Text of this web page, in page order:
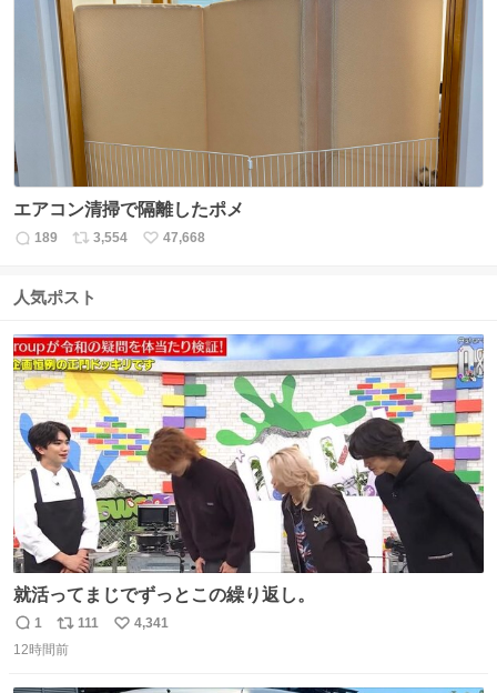
ス
ト
数
ね
エアコン清掃で隔離したポメ
返
数
189
リ
ス
数
3,554
い
47,668
人気ポスト
就活ってまじでずっとこの繰り返し。
返
信
1
リ
ポ
111
い
4,341
12時間前